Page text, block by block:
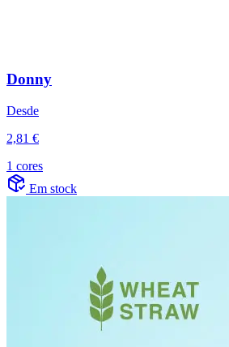
Donny
Desde
2,81 €
1 cores
Em stock